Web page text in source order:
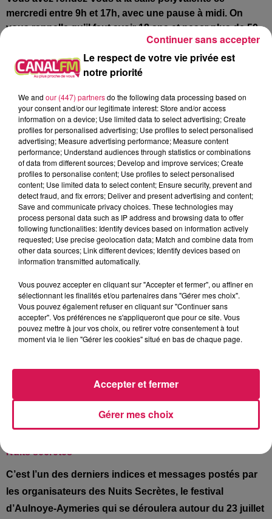
mercredi entre 9h et 17h, avec une pause à midi. On
vous rappelle qu’il faut avoir 18 ans et peser plus de 50
kilos, avec ou sans rendez-vous !
Recquignies : une nouvelle saison culturelle
prometteuse
On nous annonce le retour de la Nuit de l’hypnose, le 25
février avec l’hypnotiseur Phil Joke et en 1ère partie le
magicien de Bachant Hugo Boulogne. Ensuite, il y aura
le week-end de l’humour les 11 et 12 mars, avec
l’imitateur nordiste Jérémy Cirot et la prestation de
Zidani, alias la mamie Georgette. Un hommage sera
rendu à Renaud avec le concert d’Olivier François le 25
mars et puis la nuit des sosies reviendra à la salle des
fêtes de Recquignies, le 23 juin, avec pour cette année,
les prestations attendues des véritables sosies
physiques et vocaux de Jennifer, Nolwenn Leroy, Gilbert
Montagné et de Mike Brant ! Les réservations sont
03 27 39 63 88 ou par mail àmediatheque@mairie-
recquignies.fr
Maubeuge : un changement de date pour le spectacle
Malbodièse
finalement ce mercredi 1er février à 19h30 à l'auditorium
du conservatoire de Maubeuge. C’est gratuit et ouvert à
tous, sur simple réservation, le nombre de places étant
Nuits secrètes
C’est l’un des derniers indices et messages postés par
les organisateurs des Nuits Secrètes, le festival
d’Aulnoye-Aymeries qui se déroulera autour du 23 juillet
Le respect de votre vie privée est
notre priorité
We and our (447) partnersdo the following data processing based on
your consent and/or our legitimate interest: Store and/or access
information on a device; Use limited data to select advertising; Create
profiles for personalised advertising; Use profiles to select personalised
advertising; Measure advertising performance; Measure content
performance; Understand audiences through statistics or combinations
of data from different sources; Develop and improve services; Create
profiles to personalise content; Use profiles to select personalised
content; Use limited data to select content; Ensure security, prevent and
detect fraud, and fix errors; Deliver and present advertising and content;
Save and communicate privacy choices. These technologies may
process personal data such as IP address and browsing data to offer
following functionalities: Identify devices based on information actively
requested; Use precise geolocation data; Match and combine data from
other data sources; Link different devices; Identify devices based on
information transmitted automatically.
Vous pouvez accepter en cliquant sur "Accepter et fermer", ou affiner en
sélectionnant les finalités et/ou partenaires dans "Gérer mes choix".
Vous pouvez également refuser en cliquant sur "Continuer sans
accepter". Vos préférences ne s'appliqueront que pour ce site. Vous
pouvez mettre à jour vos choix, ou retirer votre consentement à tout
moment via le lien "Gérer les cookies" situé en bas de chaque page.
Gérer mes choix
Accepter et fermer
Continuer sans accepter